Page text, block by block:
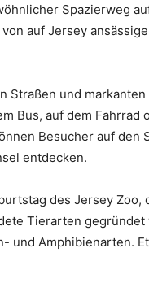
Spazierweg
auf Jersey
Straßen und
Bus, auf dem
Besucher auf den
entdecken.
des Jersey Zoo,
Tierarten
und Amphibienarten.